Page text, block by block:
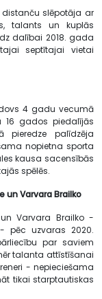
distanču slēpotāja ar
talants un kuplās
dalībai 2018. gada
septītajai vietai
4 gadu vecumā
gados piedalījās
pieredze palīdzēja
nopietna sporta
kausa sacensībās
spēlēs.
un VarvaraBrailko
Varvara Brailko -
pēc uzvaras 2020.
par saviem
talanta attīstīšanai
- nepieciešama
tikai starptautiskas